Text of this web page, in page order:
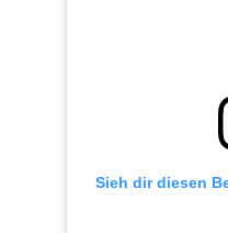
Sieh dir diesen